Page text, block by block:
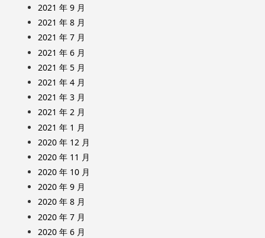
2021 年 9 月
2021 年 8 月
2021 年 7 月
2021 年 6 月
2021 年 5 月
2021 年 4 月
2021 年 3 月
2021 年 2 月
2021 年 1 月
2020 年 12 月
2020 年 11 月
2020 年 10 月
2020 年 9 月
2020 年 8 月
2020 年 7 月
2020 年 6 月